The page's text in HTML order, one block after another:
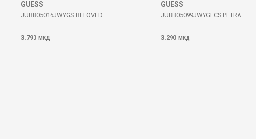
GUESS
JUBB05016JWYGS BELOVED
3.790 МКД
GUESS
JUBB05099JWYGFCS PETRA
3.290 МКД